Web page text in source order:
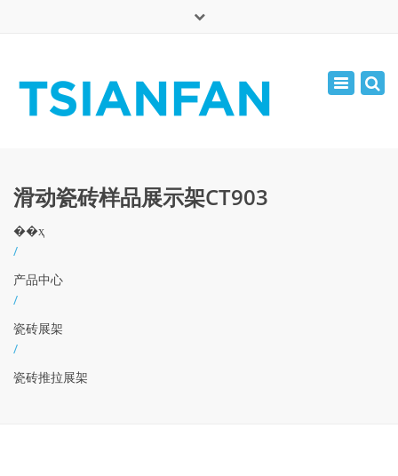
周一 - 周六: 7:00 - 17:00
Toggle
滑动瓷砖样品展示架CT903
��ҳ
/
产品中心
/
瓷砖展架
/
瓷砖推拉展架